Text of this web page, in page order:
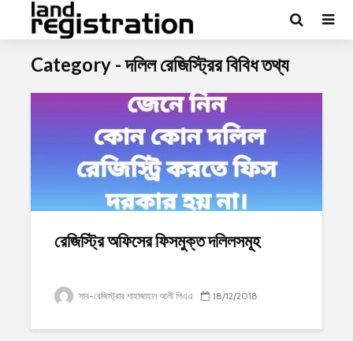
Category - দলিল রেজিস্ট্রির বিবিধ তথ্য
রেজিস্ট্রি অফিসের ফিসমুক্ত দলিলসমূহ
সাব-রেজিস্ট্রার শাহাজাহান আলী পিএএ 18/12/2018